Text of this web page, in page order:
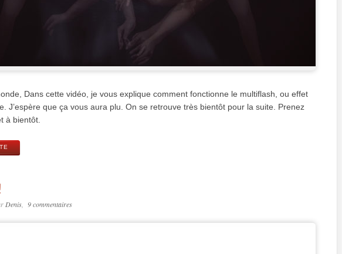
Dans cette vidéo, je vous explique comment fonctionne le multiflash, ou effet
J’espère que ça vous aura plu. On se retrouve très bientôt pour la suite. Prenez
à bientôt.
Denis 9 commentaires